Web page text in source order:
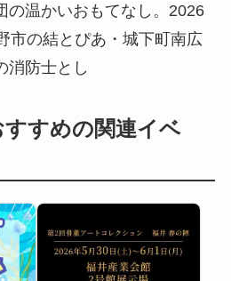
の温かいおもてなし。2026
市の結とぴあ・城下町南広
消防士とし
すめの関連イベ